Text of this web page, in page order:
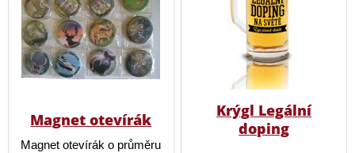
Magnet otevírák
Magnet otevírák o průměru
Krýgl Legální
doping